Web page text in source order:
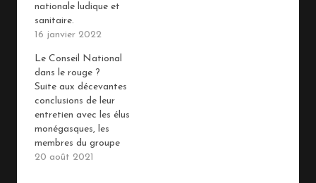
nationale ludique et
sanitaire.
16 janvier 2022
Le Conseil National
dans le rouge ?
Suite aux décevantes
conclusions de leur
entretien avec les élus
monégasques, les
membres du groupe
Facebook anti pass-
20 août 2021